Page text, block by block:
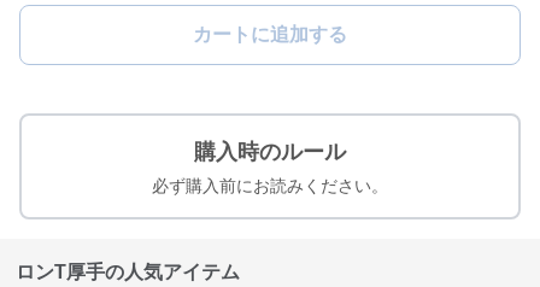
カートに追加する
購入時のルール
必ず購入前にお読みください。
ロンT厚手の人気アイテム